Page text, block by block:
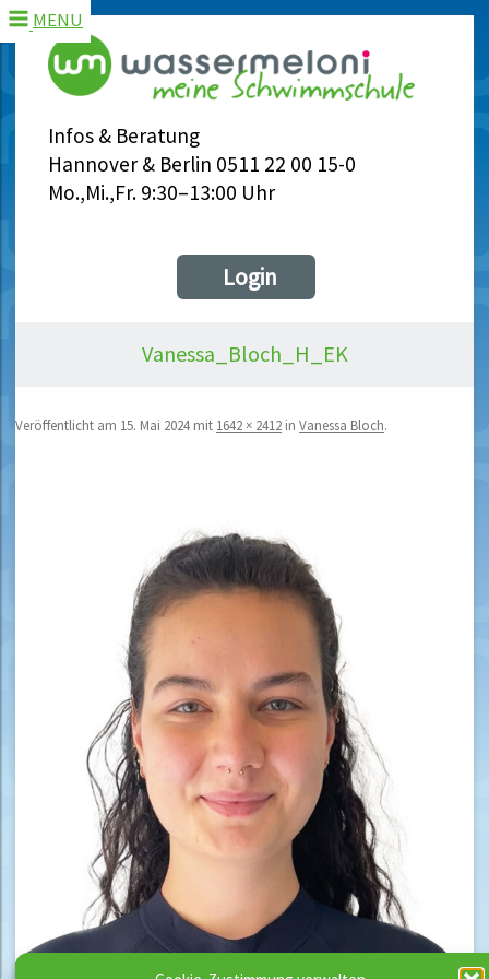
Infos & Beratung
Hannover & Berlin 0511 22 00 15-0
Mo.,Mi.,Fr. 9:30–13:00 Uhr
MENU
Login
Vanessa_Bloch_H_EK
Veröffentlicht am 15. Mai 2024 mit 1642 × 2412 in Vanessa Bloch.